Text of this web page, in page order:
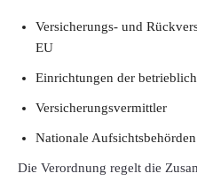
Versicherungs- und
EU
Einrichtungen der
Versicherungsvermittler
Nationale
Die Verordnung regelt die